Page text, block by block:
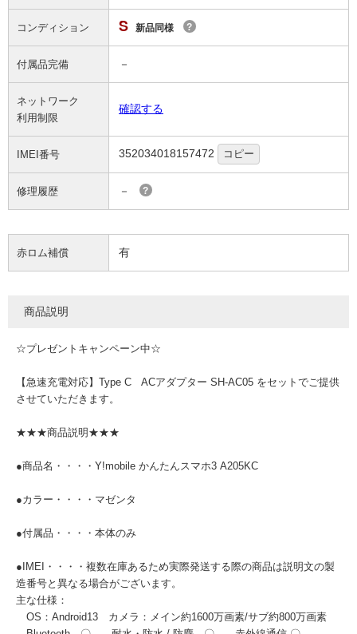
コンディション S 新品同様 ?
付属品完備 －
ネットワーク
利用制限
確認する
IMEI番号 352034018157472 コピー
修理履歴 － ?
赤ロム補償 有
商品説明
☆プレゼントキャンペーン中☆
【急速充電対応】Type C ACアダプター SH-AC05 をセットでご提供
させていただきます。
★★★商品説明★★★
●商品名・・・・Y!mobile かんたんスマホ3 A205KC
●カラー・・・・マゼンタ
●付属品・・・・本体のみ
●IMEI・・・・複数在庫あるため実際発送する際の商品は説明文の製
造番号と異なる場合がございます。
主な仕様：
OS：Android13 カメラ：メイン約1600万画素/サブ約800万画素